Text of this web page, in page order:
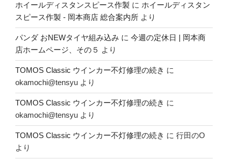
ホイールディスタンスピース作製 に ホイールディスタン
スピース作製 - 岡本商店 総合案内所 より
パンダ おNEWタイヤ組み込み に 今週の定休日 | 岡本商
店ホームページ、その５ より
TOMOS Classic ウインカー不灯修理の続き に
okamochi@tensyu より
TOMOS Classic ウインカー不灯修理の続き に
okamochi@tensyu より
TOMOS Classic ウインカー不灯修理の続き に 行田のO
より